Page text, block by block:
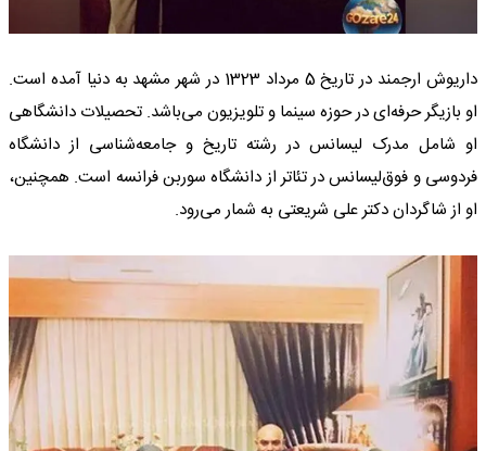
داریوش ارجمند در تاریخ 5 مرداد 1323 در شهر مشهد به دنیا آمده است.
او بازیگر حرفه‌ای در حوزه سینما و تلویزیون می‌باشد. تحصیلات دانشگاهی
او شامل مدرک لیسانس در رشته تاریخ و جامعه‌شناسی از دانشگاه
فردوسی و فوق‌لیسانس در تئاتر از دانشگاه سوربن فرانسه است. همچنین،
او از شاگردان دکتر علی شریعتی به شمار می‌رود.